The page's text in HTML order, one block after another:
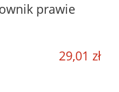
prawie
29,01 zł